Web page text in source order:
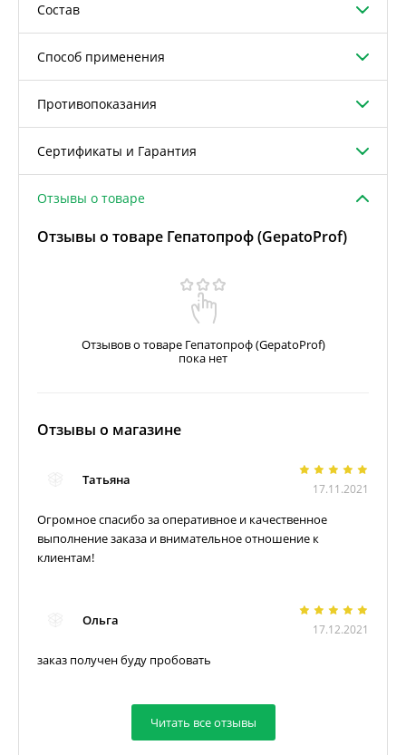
Состав
Способ применения
Противопоказания
Сертификаты и Гарантия
Отзывы о товаре
Отзывы о товаре Гепатопроф (GepatoProf)
Отзывов о товаре Гепатопроф (GepatoProf)
пока нет
Отзывы о магазине
Татьяна
17.11.2021
Огромное спасибо за оперативное и качественное
выполнение заказа и внимательное отношение к
клиентам!
Ольга
17.12.2021
заказ получен буду пробовать
Читать все отзывы